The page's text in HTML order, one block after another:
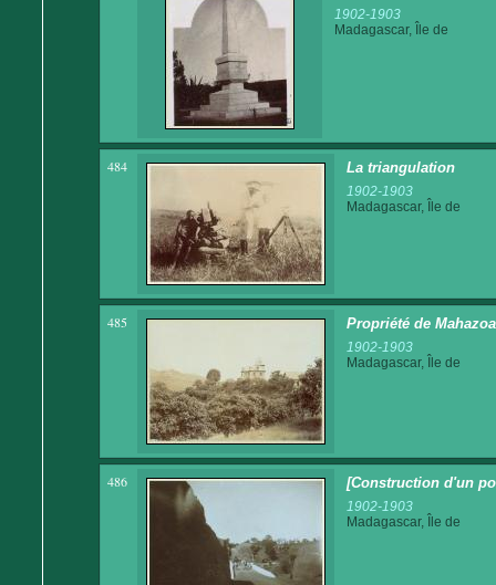
1902-1903
Madagascar, Île de
484 La triangulation
1902-1903
Madagascar, Île de
485 Propriété de
1902-1903
Madagascar, Île de
486 [Construction d'un
1902-1903
Madagascar, Île de